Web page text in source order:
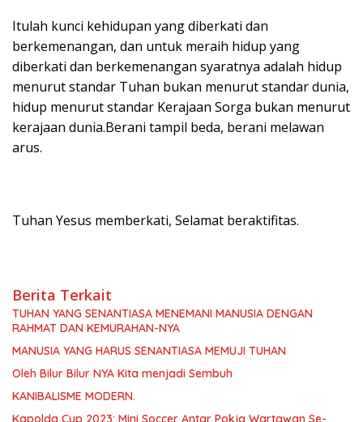
Itulah kunci kehidupan yang diberkati dan
berkemenangan, dan untuk meraih hidup yang
diberkati dan berkemenangan syaratnya adalah hidup
menurut standar Tuhan bukan menurut standar dunia,
hidup menurut standar Kerajaan Sorga bukan menurut
kerajaan dunia.Berani tampil beda, berani melawan
arus.
Tuhan Yesus memberkati, Selamat beraktifitas.
Berita Terkait
TUHAN YANG SENANTIASA MENEMANI MANUSIA DENGAN
RAHMAT DAN KEMURAHAN-NYA
MANUSIA YANG HARUS SENANTIASA MEMUJI TUHAN
Oleh Bilur Bilur NYA Kita menjadi Sembuh
KANIBALISME MODERN.
Kapolda Cup 2023: Mini Soccer Antar Pokja Wartawan Se-